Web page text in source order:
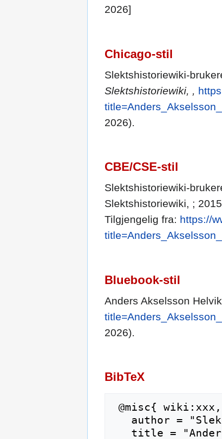
2026]
Chicago-stil
Slektshistoriewiki-
Slektshistoriewiki, ,
2026).
CBE/CSE-stil
Slektshistoriewiki-
Slektshistoriewiki, ;
Tilgjengelig fra: https://
Bluebook-stil
Anders Akselsson
2026).
BibTeX